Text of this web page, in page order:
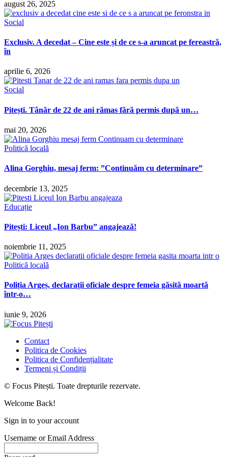
august 26, 2025
Social
Exclusiv. A decedat – Cine este și de ce s-a aruncat pe fereastră,
în
aprilie 6, 2026
Social
Pitești. Tânăr de 22 de ani rămas fără permis după un…
mai 20, 2026
Politică locală
Alina Gorghiu, mesaj ferm: ”Continuăm cu determinare”
decembrie 13, 2025
Educație
Pitești: Liceul „Ion Barbu” angajează!
noiembrie 11, 2025
Politică locală
Poliția Argeș, declarații oficiale despre femeia găsită moartă
într-o…
iunie 9, 2026
Contact
Politica de Cookies
Politica de Confidențialitate
Termeni și Condiții
© Focus Pitești. Toate drepturile rezervate.
Welcome Back!
Sign in to your account
Username or Email Address